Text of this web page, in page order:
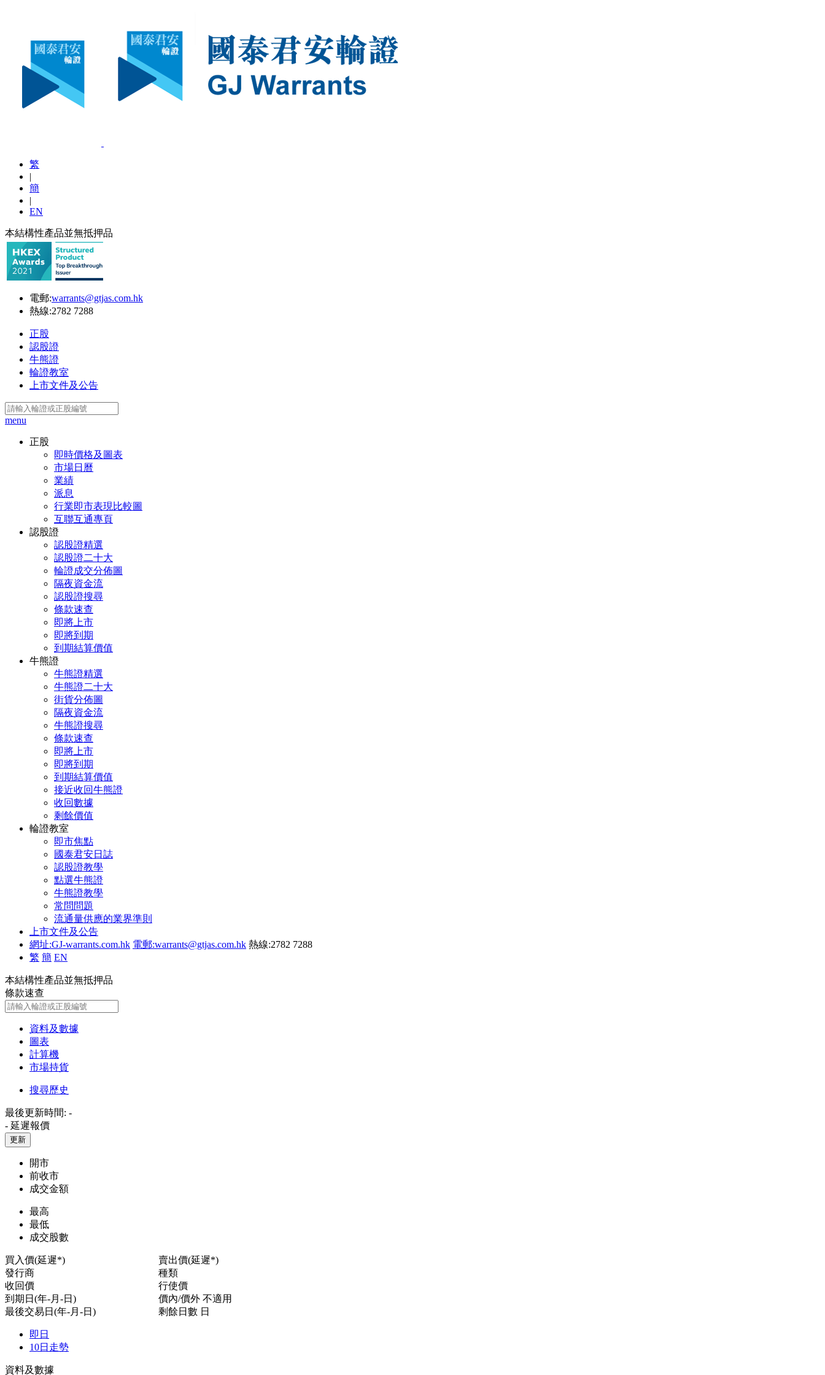
繁
|
簡
|
EN
本結構性產品並無抵押品
電郵:warrants@gtjas.com.hk
熱線:2782 7288
正股
認股證
牛熊證
輪證教室
上市文件及公告
menu
正股
即時價格及圖表
市場日曆
業績
派息
行業即市表現比較圖
互聯互通專頁
認股證
認股證精選
認股證二十大
輪證成交分佈圖
隔夜資金流
認股證搜尋
條款速查
即將上市
即將到期
到期結算價值
牛熊證
牛熊證精選
牛熊證二十大
街貨分佈圖
隔夜資金流
牛熊證搜尋
條款速查
即將上市
即將到期
到期結算價值
接近收回牛熊證
收回數據
剩餘價值
輪證教室
即市焦點
國泰君安日誌
認股證教學
點選牛熊證
牛熊證教學
常問問題
流通量供應的業界準則
上市文件及公告
網址:GJ-warrants.com.hk 電郵:warrants@gtjas.com.hk 熱線:2782 7288
繁 簡 EN
本結構性產品並無抵押品
條款速查
資料及數據
圖表
計算機
市場持貨
搜尋歷史
最後更新時間: -
- 延遲報價
更新
開市
前收市
成交金額
最高
最低
成交股數
買入價(延遲*)
賣出價(延遲*)
發行商
種類
收回價
行使價
到期日(年-月-日)
價內/價外 不適用
最後交易日(年-月-日)
剩餘日數 日
即日
10日走勢
資料及數據